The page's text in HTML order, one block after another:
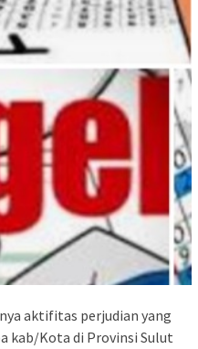
aktifitas perjudian yang
kab/Kota di Provinsi Sulut